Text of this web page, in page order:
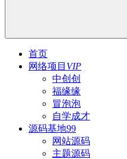
首页
网络项目 VIP
中创创
福缘缘
冒泡泡
自学成才
源码基地99
网站源码
主题源码